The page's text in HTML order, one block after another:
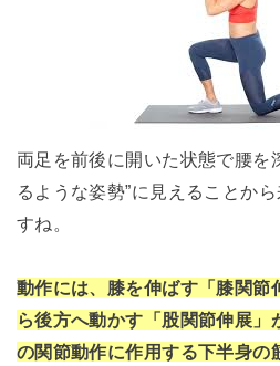
両足を前後に開いた状態で腰を
るような姿勢”に見えることか
すね。
動作には、膝を伸ばす「膝関節
ら後方へ動かす「股関節伸展」
の関節動作に作用する下半身の